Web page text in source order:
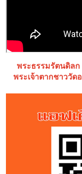
พระธรรมรัตนดิลก
พระเจ้าตากชาววั